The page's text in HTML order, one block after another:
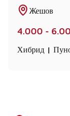
Жешов
4.000 -
Хибрид |